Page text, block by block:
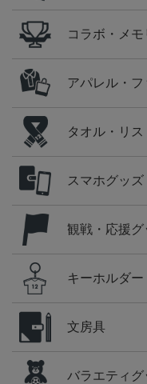
コラボ・メ
アパレル・
タオル・リス
スマホグッズ
観戦・応援グ
キーホルダ
文房具
バラエティグ